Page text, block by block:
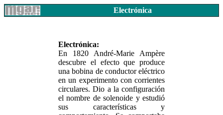
Electrónica
Electrónica:
En 1820 André-Marie Ampère
descubre el efecto que produce
una bobina de conductor eléctrico
en un experimento con corrientes
circulares. Dio a la configuración
el nombre de solenoide y estudió
sus características y